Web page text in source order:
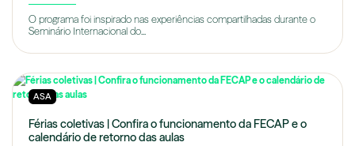
O programa foi inspirado nas experiências compartilhadas durante o
Seminário Internacional do...
ASA
Férias coletivas | Confira o funcionamento da FECAP e o
calendário de retorno das aulas